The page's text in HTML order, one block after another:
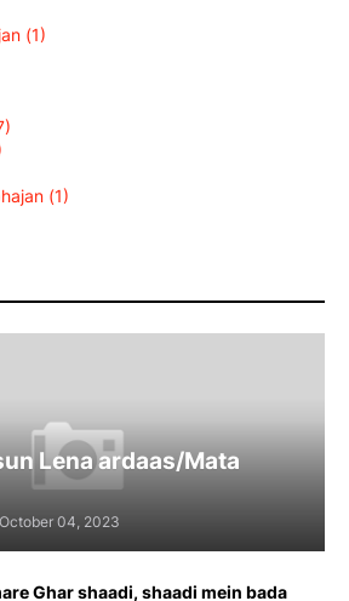
(1)
(1)
Lena ardaas/Mata
October 04, 2023
Ghar shaadi, shaadi mein bada